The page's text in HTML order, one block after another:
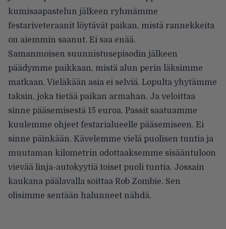
kumisaapastelun jälkeen ryhmämme
festariveteraanit löytävät paikan, mistä rannekkeita
on aiemmin saanut. Ei saa enää.
Samanmoisen suunnistusepisodin jälkeen
päädymme paikkaan, mistä alun perin läksimme
matkaan. Vieläkään asia ei selviä. Lopulta yhytämme
taksin, joka tietää paikan armahan. Ja veloittaa
sinne pääsemisestä 15 euroa. Passit saatuamme
kuulemme ohjeet festarialueelle pääsemiseen. Ei
sinne päinkään. Kävelemme vielä puolisen tuntia ja
muutaman kilometrin odottaaksemme sisääntuloon
vievää linja-autokyytiä toiset puoli tuntia. Jossain
kaukana päälavalla soittaa Rob Zombie. Sen
olisimme sentään halunneet nähdä.